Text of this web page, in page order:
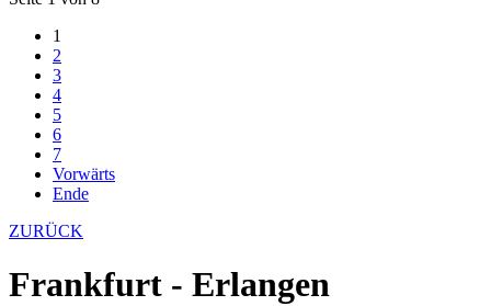
1
2
3
4
5
6
7
Vorwärts
Ende
ZURÜCK
Frankfurt - Erlangen